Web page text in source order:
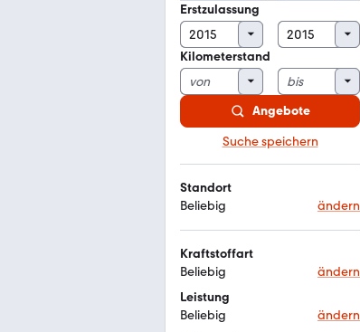
Erstzulassung
Kilometerstand
Angebote
Suche speichern
Standort
Beliebig
ändern
Kraftstoffart
Beliebig
ändern
Leistung
Beliebig
ändern